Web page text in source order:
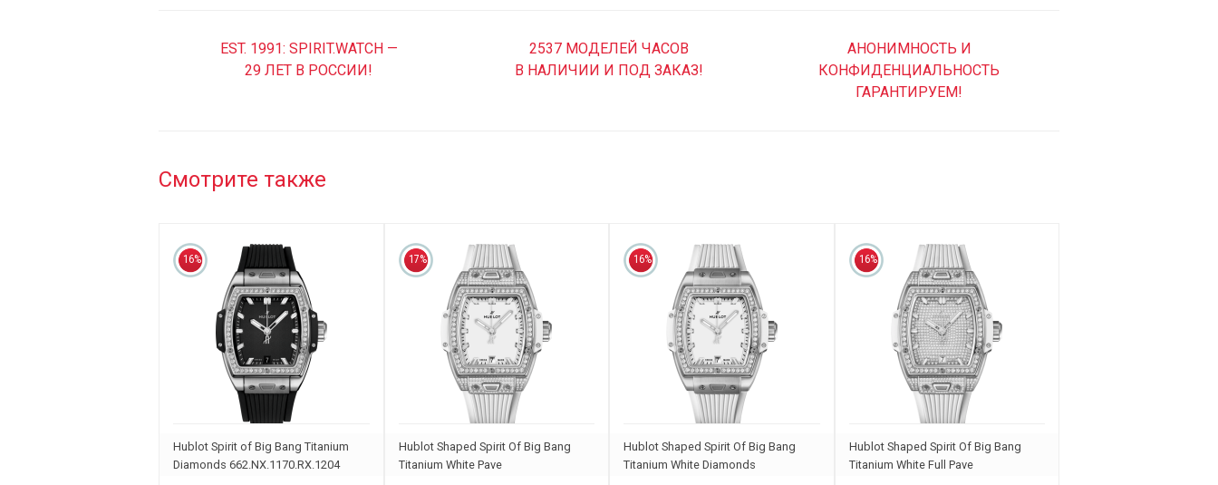
EST. 1991: SPIRIT.WATCH —
29 ЛЕТ В РОССИИ!
2537 МОДЕЛЕЙ ЧАСОВ
В НАЛИЧИИ И ПОД ЗАКАЗ!
АНОНИМНОСТЬ И
КОНФИДЕНЦИАЛЬНОСТЬ
ГАРАНТИРУЕМ!
Смотрите также
16%
Hublot Spirit of Big Bang Titanium
Diamonds 662.NX.1170.RX.1204
17%
Hublot Shaped Spirit Of Big Bang
Titanium White Pave
16%
Hublot Shaped Spirit Of Big Bang
Titanium White Diamonds
16%
Hublot Shaped Spirit Of Big Bang
Titanium White Full Pave